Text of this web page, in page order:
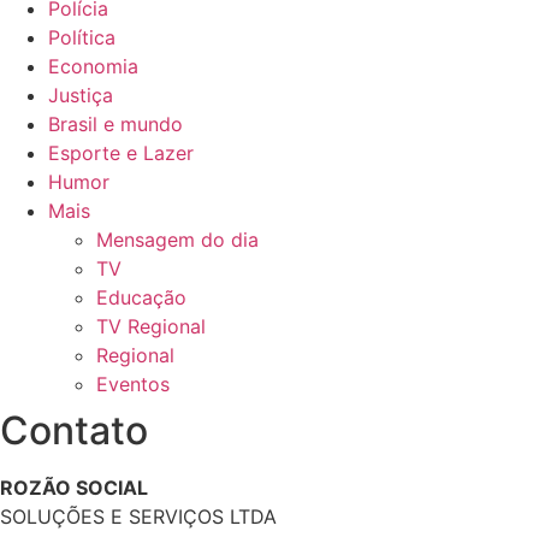
Polícia
Política
Economia
Justiça
Brasil e mundo
Esporte e Lazer
Humor
Mais
Mensagem do dia
TV
Educação
TV Regional
Regional
Eventos
Contato
ROZÃO SOCIAL
SOLUÇÕES E SERVIÇOS LTDA